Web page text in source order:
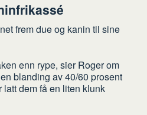
frem due og kanin til sine
enn rype, sier Roger om
blanding av 40/60 prosent
latt dem få en liten klunk